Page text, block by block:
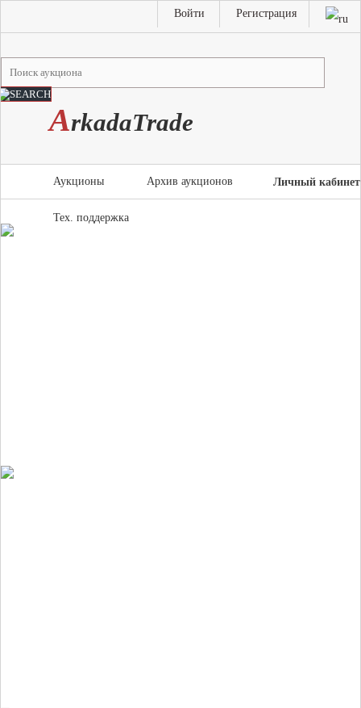
Войти Регистрация
ArkadaTrade
Личный кабинет
Аукционы Архив аукционов
Тех. поддержка